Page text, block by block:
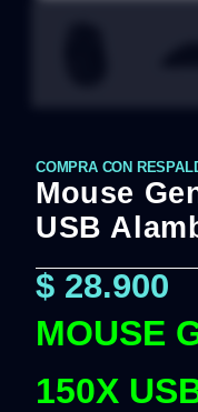
COMPRA CON
Mouse
USB
$ 28.900
MOUSE
150X